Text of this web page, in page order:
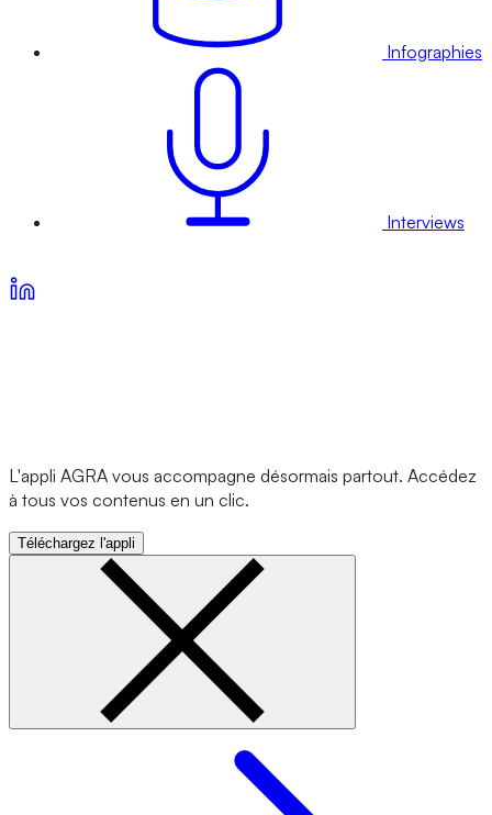
Infographies
Interviews
L'appli AGRA vous accompagne désormais partout. Accédez
à tous vos contenus en un clic.
Téléchargez l'appli